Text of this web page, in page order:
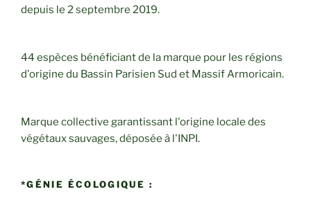
depuis le 2 septembre 2019.
44 espèces bénéficiant de la marque pour les régions
d'origine du Bassin Parisien Sud et Massif Armoricain.
Marque collective garantissant l'origine locale des
végétaux sauvages, déposée à l'INPI.
*GÉNIE ÉCOLOGIQUE :